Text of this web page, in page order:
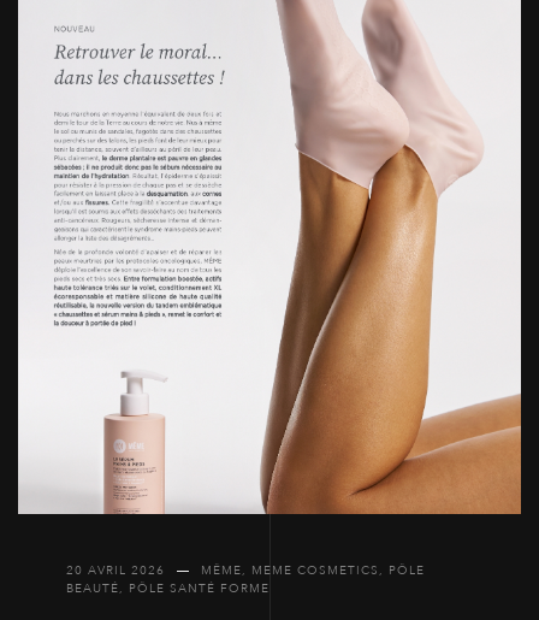
20 AVRIL 2026 MÊME, MEME COSMETICS, PÔLE
BEAUTÉ, PÔLE SANTÉ FORME